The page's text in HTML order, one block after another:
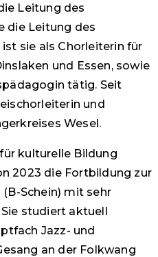
Leitung des
die Leitung des
sie als Chorleiterin für
und Essen, sowie
tätig. Seit
und
Wesel.
kulturelle Bildung
2023 die Fortbildung zur
Schein) mit sehr
studiert aktuell
Jazz- und
an der Folkwang